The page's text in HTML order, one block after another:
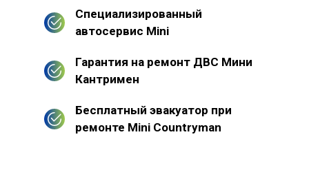
Специализированный
автосервис Mini
Гарантия на ремонт ДВС Мини
Кантримен
Бесплатный эвакуатор при
ремонте Mini Countryman